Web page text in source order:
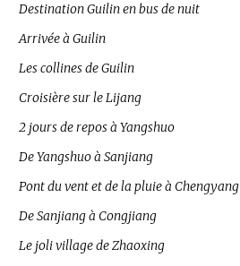
Destination Guilin en bus de nuit
Arrivée à Guilin
Les collines de Guilin
Croisière sur le Lijang
2 jours de repos à Yangshuo
De Yangshuo à Sanjiang
Pont du vent et de la pluie à Chengyang
De Sanjiang à Congjiang
Le joli village de Zhaoxing